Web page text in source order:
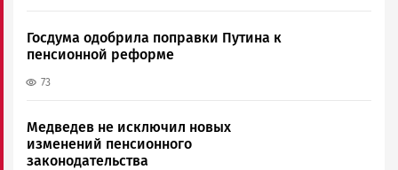
Госдума одобрила поправки Путина к
пенсионной реформе
73
Медведев не исключил новых
изменений пенсионного
законодательства